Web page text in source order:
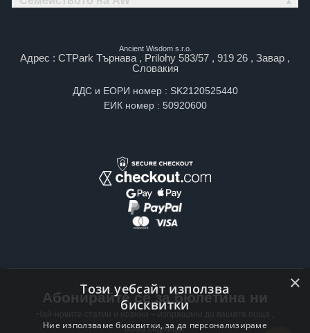
Ancient Wisdom s.r.o.
Адрес : CTPark Търнава , Prilohy 583/57 , 919 26 , Завар ,
Словакия
ДДС и ЕОРИ номер : SK2120525440
ЕИК номер : 50920600
Абонирайте се за бюлетина ни
всяка седмица .
×
Този уебсайт използва
бисквитки
Ние използваме бисквитки, за да персонализираме